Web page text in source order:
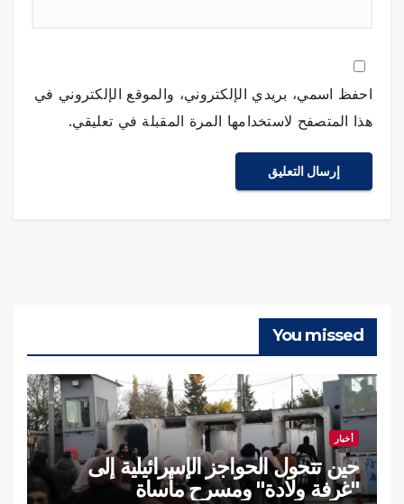
احفظ اسمي، بريدي الإلكتروني، والموقع الإلكتروني في
هذا المتصفح لاستخدامها المرة المقبلة في تعليقي.
You missed
أخبار
حين تتحول الحواجز الإسرائيلية إلى
"غرفة ولادة" ومسرح مأساة